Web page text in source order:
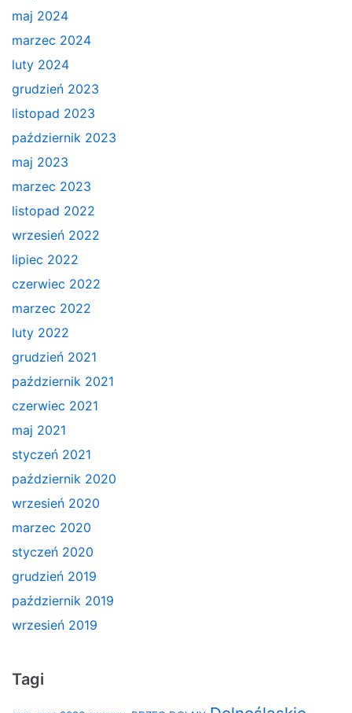
maj 2024
marzec 2024
luty 2024
grudzień 2023
listopad 2023
październik 2023
maj 2023
marzec 2023
listopad 2022
wrzesień 2022
lipiec 2022
czerwiec 2022
marzec 2022
luty 2022
grudzień 2021
październik 2021
czerwiec 2021
maj 2021
styczeń 2021
październik 2020
wrzesień 2020
marzec 2020
styczeń 2020
grudzień 2019
październik 2019
wrzesień 2019
Tagi